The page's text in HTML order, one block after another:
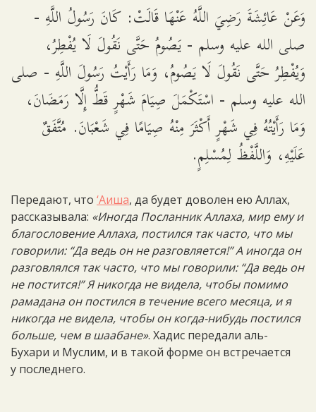
وَعَنْ عَائِشَةَ رَضِيَ اللَّهُ عَنْهَا قَالَتْ: كَانَ رَسُولُ اللَّهِ -
صلى الله عليه وسلم - يَصُومُ حَتَّى نَقُولَ لَا يُفْطِرُ،
وَيُفْطِرُ حَتَّى نَقُولَ لَا يَصُومُ، وَمَا رَأَيْتُ رَسُولَ اللَّهِ - صلى
الله عليه وسلم - اسْتَكْمَلَ صِيَامَ شَهْرٍ قَطُّ إِلَّا رَمَضَانَ،
وَمَا رَأَيْتُهُ فِي شَهْرٍ أَكْثَرَ مِنْهُ صِيَامًا فِي شَعْبَانَ. مُتَّفَقٌ
عَلَيْهِ، وَاللَّفْظُ لِمُسْلِمٍ.
Передают, что ‘Аиша, да будет доволен ею Аллах,
рассказывала: «Иногда Посланник Аллаха, мир ему и
благословение Аллаха, постился так часто, что мы
говорили: “Да ведь он не разговляется!” А иногда он
разговлялся так часто, что мы говорили: “Да ведь он
не постится!” Я никогда не видела, чтобы помимо
рамадана он постился в течение всего месяца, и я
никогда не видела, чтобы он когда-нибудь постился
больше, чем в шаабане». Хадис передали аль-
Бухари и Муслим, и в такой форме он встречается
у последнего.